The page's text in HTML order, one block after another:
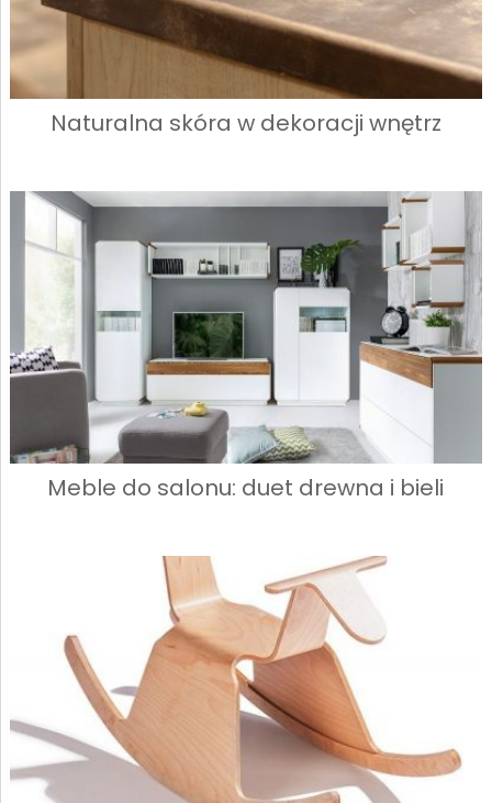
Naturalna skóra w dekoracji wnętrz
Meble do salonu: duet drewna i bieli